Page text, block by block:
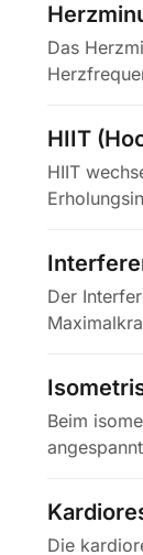
Das
HIIT
HIIT
Der
Beim
Die